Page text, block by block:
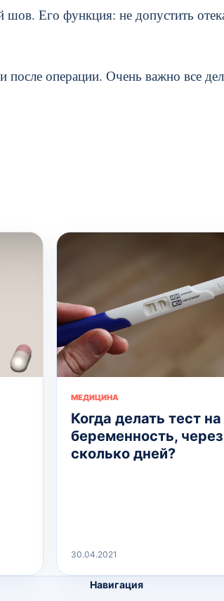
Его функция: не допустить
операции. Очень важно все
МЕДИЦИНА
Когда делать тест на
беременность, через
сколько дней?
30.04.2021
Навигация